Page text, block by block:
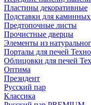
Пластины декоративные
Подставки для
Предтопочные листы
Прочистные дверцы
Элементы из
Порталы для печей
Облицовки для печей
Оптима
Президент
Русский пар
Классика